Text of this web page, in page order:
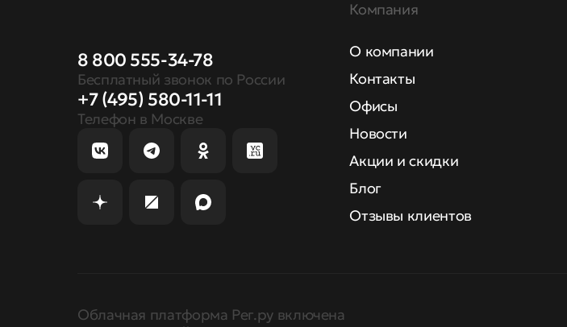
8 800 555-34-78
Бесплатный звонок по России
+7 (495) 580-11-11
Телефон в Москве
Компания
О компании
Контакты
Офисы
Новости
Акции и скидки
Блог
Отзывы клиентов
Облачная платформа Рег.ру включена